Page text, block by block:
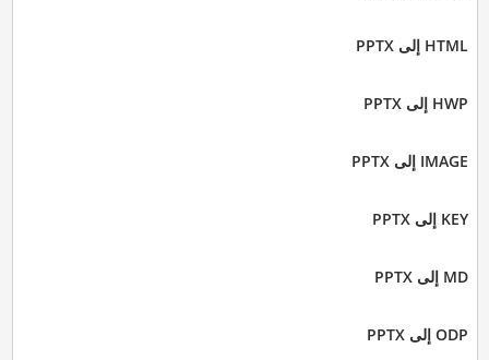
HTML إلى PPTX
HWP إلى PPTX
IMAGE إلى PPTX
KEY إلى PPTX
MD إلى PPTX
ODP إلى PPTX